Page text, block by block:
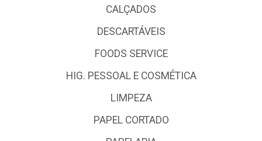
CALÇADOS
DESCARTÁVEIS
FOODS SERVICE
HIG. PESSOAL E COSMÉTICA
LIMPEZA
PAPEL CORTADO